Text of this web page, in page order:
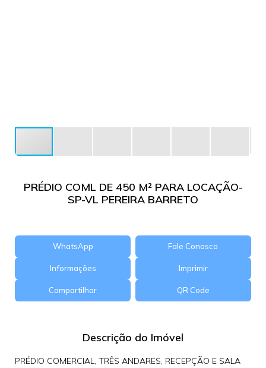
PRÉDIO COML DE 450 M² PARA LOCAÇÃO-
SP-VL PEREIRA BARRETO
WhatsApp Fale Conosco
Informações Imprimir
Compartilhar QR Code
Descrição do Imóvel
PRÉDIO COMERCIAL, TRÊS ANDARES, RECEPÇÃO E SALA